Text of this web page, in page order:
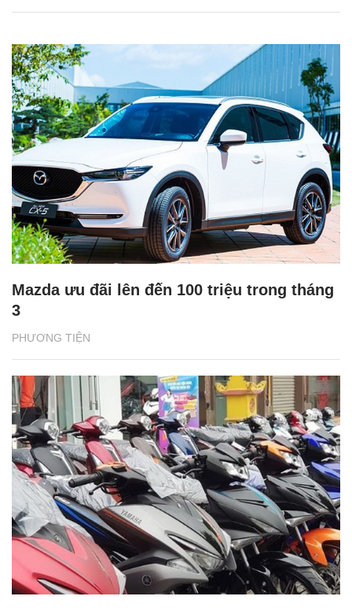
PHƯƠNG TIỆN
Mazda ưu đãi lên đến 100 triệu trong tháng
3